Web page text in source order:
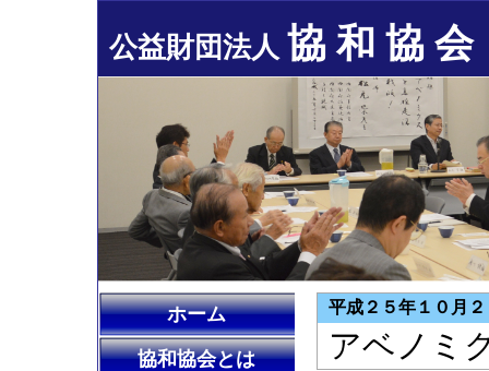
公益財団法人 協 和 協 会
ホーム
協和協会とは
平成２５年１０月
アベノミ